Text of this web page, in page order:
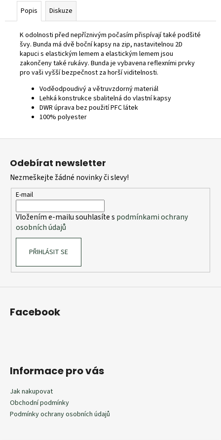
Popis Diskuze
K odolnosti před nepříznivým počasím přispívají také podšité
švy. Bunda má dvě boční kapsy na zip, nastavitelnou 2D
kapuci s elastickým lemem a elastickým lemem jsou
zakončeny také rukávy. Bunda je vybavena reflexními prvky
pro vaši vyšší bezpečnost za horší viditelnosti.
Voděodpoudivý a větruvzdorný materiál
Lehká konstrukce sbalitelná do vlastní kapsy
DWR úprava bez použití PFC látek
100% polyester
Z
Odebírat newsletter
Nezmeškejte žádné novinky či slevy!
E-mail
Vložením e-mailu souhlasíte s podmínkami ochrany
osobních údajů
PŘIHLÁSIT SE
Facebook
Informace pro vás
Jak nakupovat
Obchodní podmínky
Podmínky ochrany osobních údajů